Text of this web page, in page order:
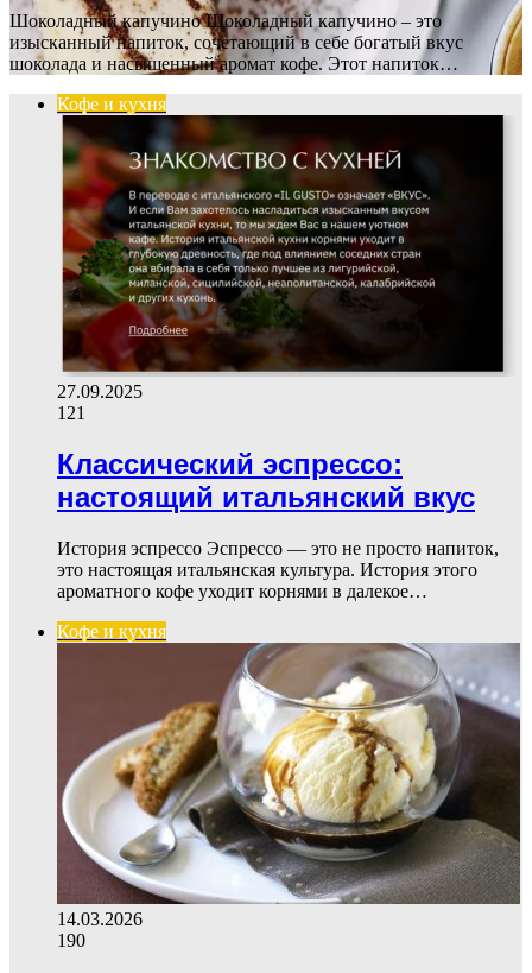
Шоколадный капучино Шоколадный капучино – это
изысканный напиток, сочетающий в себе богатый вкус
шоколада и насыщенный аромат кофе. Этот напиток…
Кофе и кухня
27.09.2025
121
Классический эспрессо:
настоящий итальянский вкус
История эспрессо Эспрессо — это не просто напиток,
это настоящая итальянская культура. История этого
ароматного кофе уходит корнями в далекое…
Кофе и кухня
14.03.2026
190